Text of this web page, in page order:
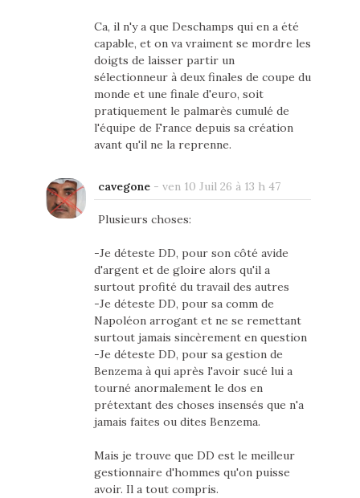
Ca, il n'y a que Deschamps qui en a été
capable, et on va vraiment se mordre les
doigts de laisser partir un
sélectionneur à deux finales de coupe du
monde et une finale d'euro, soit
pratiquement le palmarès cumulé de
l'équipe de France depuis sa création
avant qu'il ne la reprenne.
cavegone- ven 10 Juil 26 à 13 h 47
Plusieurs choses:
-Je déteste DD, pour son côté avide
d'argent et de gloire alors qu'il a
surtout profité du travail des autres
-Je déteste DD, pour sa comm de
Napoléon arrogant et ne se remettant
surtout jamais sincèrement en question
-Je déteste DD, pour sa gestion de
Benzema à qui après l'avoir sucé lui a
tourné anormalement le dos en
prétextant des choses insensés que n'a
jamais faites ou dites Benzema.
Mais je trouve que DD est le meilleur
gestionnaire d'hommes qu'on puisse
avoir. Il a tout compris.